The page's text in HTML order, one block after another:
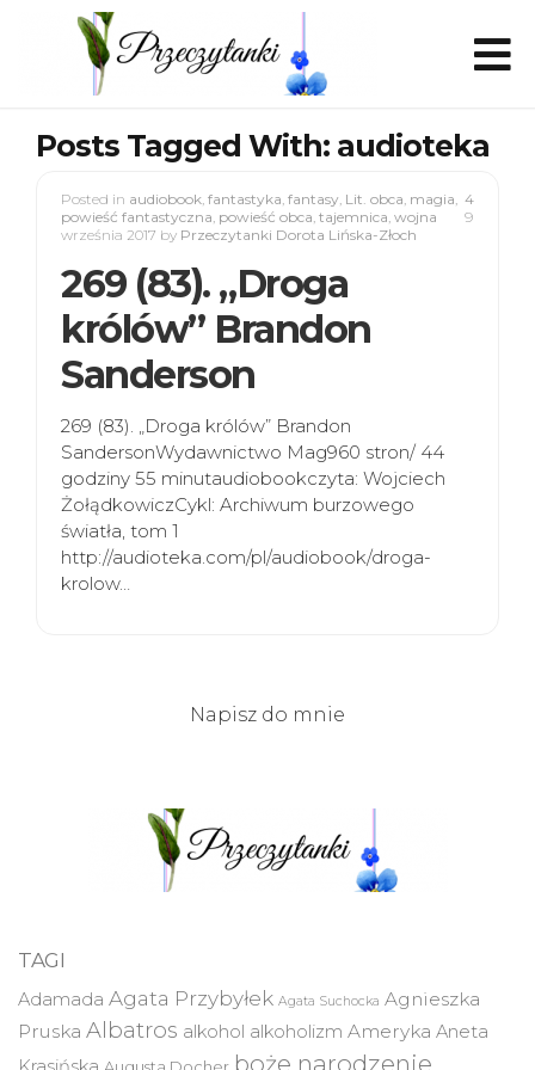
Posts Tagged With: audioteka
4
Posted in audiobook, fantastyka, fantasy, Lit. obca, magia,
powieść fantastyczna, powieść obca, tajemnica, wojna
9
września 2017 by Przeczytanki Dorota Lińska-Złoch
269 (83). „Droga
królów” Brandon
Sanderson
269 (83). „Droga królów” Brandon
SandersonWydawnictwo Mag960 stron/ 44
godziny 55 minutaudiobookczyta: Wojciech
ŻołądkowiczCykl: Archiwum burzowego
światła, tom 1
http://audioteka.com/pl/audiobook/droga-
krolow…
Napisz do mnie
TAGI
Adamada Agata Przybyłek Agata Suchocka Agnieszka
Pruska Albatros alkohol alkoholizm Ameryka Aneta
boże narodzenie